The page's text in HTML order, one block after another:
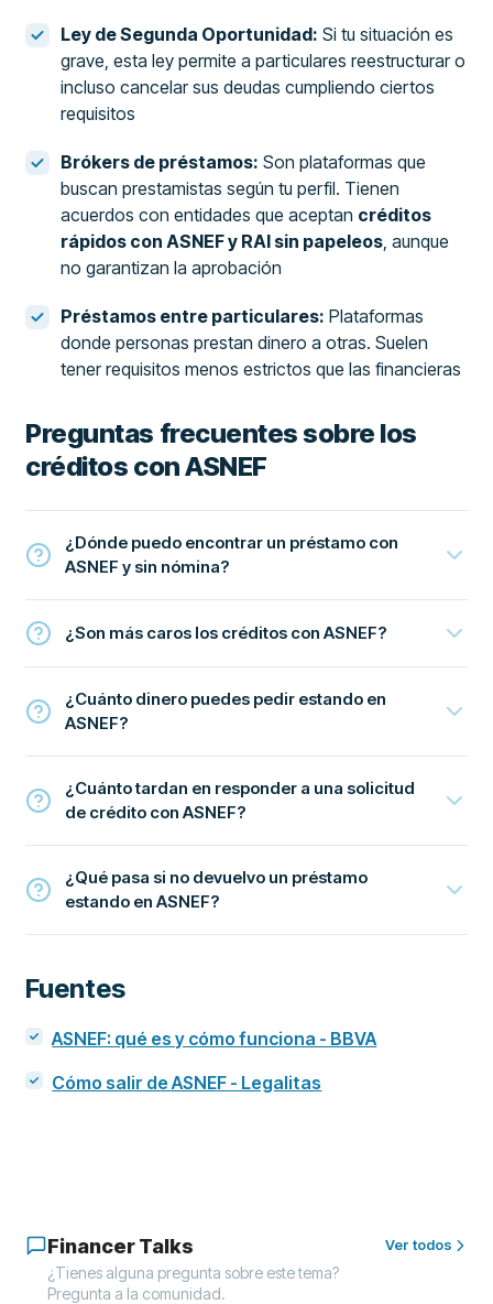
Ley de Segunda Oportunidad: Si tu situación es
grave, esta ley permite a particulares reestructurar o
incluso cancelar sus deudas cumpliendo ciertos
requisitos
Brókers de préstamos: Son plataformas que
buscan prestamistas según tu perfil. Tienen
acuerdos con entidades que aceptan créditos
rápidos con ASNEF y RAI sin papeleos, aunque
no garantizan la aprobación
Préstamos entre particulares: Plataformas
donde personas prestan dinero a otras. Suelen
tener requisitos menos estrictos que las financieras
Preguntas frecuentes sobre los
créditos con ASNEF
¿Dónde puedo encontrar un préstamo con
ASNEF y sin nómina?
¿Son más caros los créditos con ASNEF?
¿Cuánto dinero puedes pedir estando en
ASNEF?
¿Cuánto tardan en responder a una solicitud
de crédito con ASNEF?
¿Qué pasa si no devuelvo un préstamo
estando en ASNEF?
Fuentes
ASNEF: qué es y cómo funciona - BBVA
Cómo salir de ASNEF - Legalitas
Financer Talks
¿Tienes alguna pregunta sobre este tema?
Pregunta a la comunidad.
Ver todos